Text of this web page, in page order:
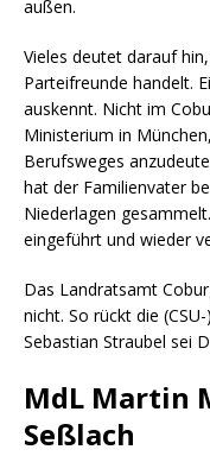
außen.
Vieles deutet darauf
Parteifreunde handelt.
auskennt. Nicht im
Ministerium in
Berufsweges
hat der Familienvater
Niederlagen
eingeführt und wieder
Das Landratsamt
nicht. So rückt die
Sebastian Straubel sei
MdL Martin
Seßlach